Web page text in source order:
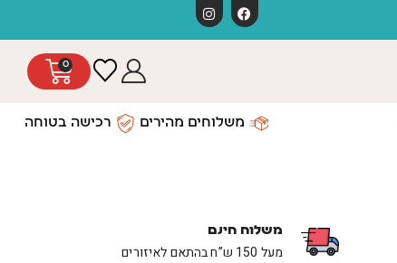
משלוחים חינם כפוף לתקנון
0
משלוחים מהירים רכישה בטוחה
משלוח חינם
מעל 150 ש”ח בהתאם לאיזורים